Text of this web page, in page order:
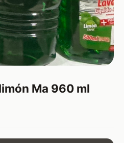
Ma 960 ml